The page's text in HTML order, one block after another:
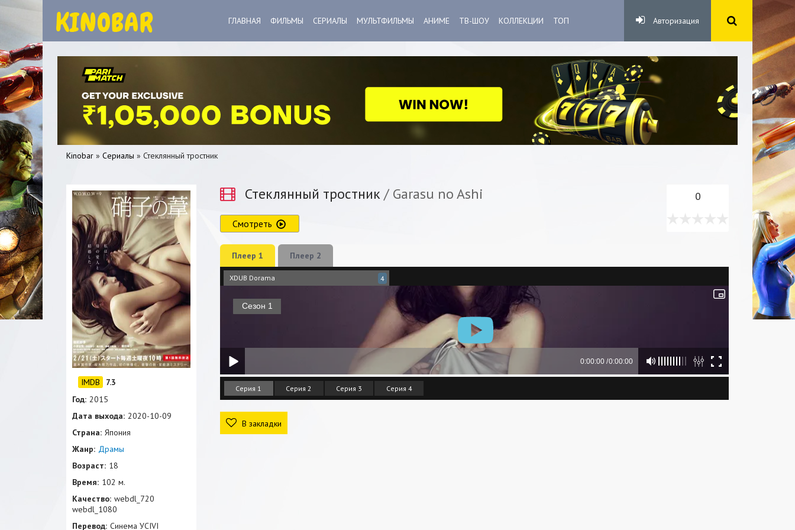
ГЛАВНАЯ ФИЛЬМЫ СЕРИАЛЫ МУЛЬТФИЛЬМЫ АНИМЕ ТВ-ШОУ КОЛЛЕКЦИИ ТОП Авторизация
Kinobar » Сериалы » Стеклянный тростник
Стеклянный тростник/ Garasu no Ashi 0
01 2 4 5 Смотреть
Плеер 1 Плеер 2
XDUB Dorama 4
Серия 1 Серия 2 Серия 3 Серия 4
В закладки
7.3
Год: 2015
Дата выхода: 2020-10-09
Страна: Япония
Жанр: Драмы
Возраст: 18
Время: 102 м.
Качество: webdl_720
webdl_1080
Перевод: Синема УСIVI